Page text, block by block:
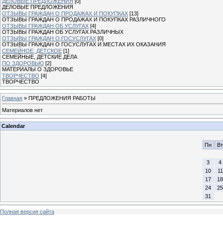
ДЕЛОВЫЕ ПРЕДЛОЖЕНИЯ
ОТЗЫВЫ ГРАЖДАН О ПРОДАЖАХ И ПОКУПКАХ [13]
ОТЗЫВЫ ГРАЖДАН О ПРОДАЖАХ И ПОКУПКАХ РАЗЛИЧНОГО
ОТЗЫВЫ ГРАЖДАН ОБ УСЛУГАХ [4]
ОТЗЫВЫ ГРАЖДАН ОБ УСЛУГАХ РАЗЛИЧНЫХ
ОТЗЫВЫ ГРАЖДАН О ГОСУСЛУГАХ [0]
ОТЗЫВЫ ГРАЖДАН О ГОСУСЛУГАХ И МЕСТАХ ИХ ОКАЗАНИЯ
СЕМЕЙНОЕ, ДЕТСКОЕ [1]
СЕМЕЙНЫЕ, ДЕТСКИЕ ДЕЛА
ПО ЗДОРОВЬЮ [2]
МАТЕРИАЛЫ О ЗДОРОВЬЕ
ТВОРЧЕСТВО [4]
ТВОРЧЕСТВО
Главная » ПРЕДЛОЖЕНИЯ РАБОТЫ
Материалов нет
Calendar
Пн
Вт
3
4
10
11
17
18
24
25
31
Полная версия сайта